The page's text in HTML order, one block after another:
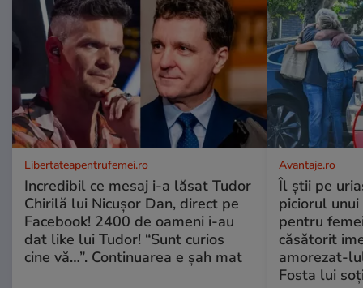
Libertateapentrufemei.ro
Incredibil ce mesaj i-a lăsat Tudor
Chirilă lui Nicușor Dan, direct pe
Facebook! 2400 de oameni i-au
dat like lui Tudor! “Sunt curios
cine vă…”. Continuarea e șah mat
Avantaje.ro
Îl știi pe
piciorul
pentru
căsătorit
amorezat-
Fosta lui